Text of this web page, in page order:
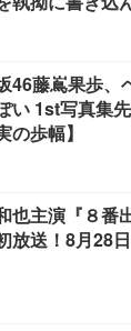
46藤嶌果歩、
い 1st写真集
の歩幅】
也主演『８番
放送！8月28